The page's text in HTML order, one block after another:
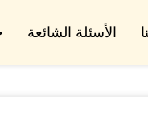
الأسئلة الشائعة